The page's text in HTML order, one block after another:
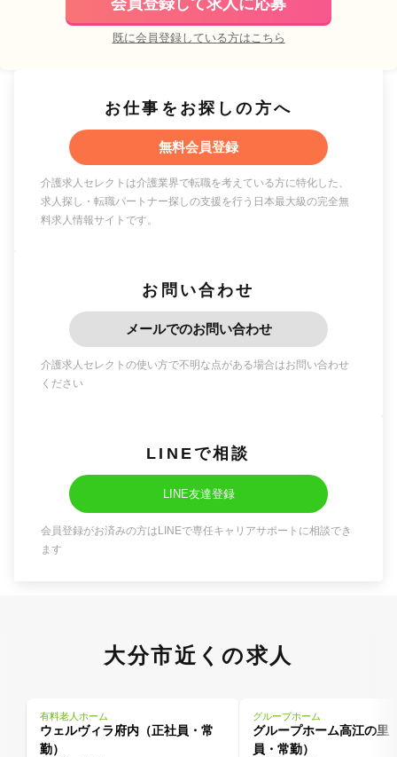
会員登録して求人に応募
既に会員登録している方はこちら
お仕事をお探しの方へ
無料会員登録
介護求人セレクトは介護業界で転職を考えている方に特化した、
求人探し・転職パートナー探しの支援を行う日本最大級の完全無
料求人情報サイトです。
お問い合わせ
メールでのお問い合わせ
介護求人セレクトの使い方で不明な点がある場合はお問い合わせ
ください
LINEで相談
LINE友達登録
会員登録がお済みの方はLINEで専任キャリアサポートに相談でき
ます
大分市近くの求人
有料老人ホーム
ウェルヴィラ府内（正社員・常
勤）
グループホーム
グループホーム高江の里
員・常勤）